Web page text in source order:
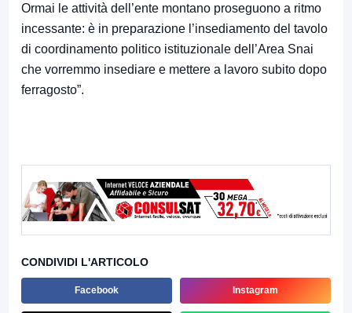
Ormai le attività dell’ente montano proseguono a ritmo
incessante: è in preparazione l’insediamento del tavolo
di coordinamento politico istituzionale dell’Area Snai
che vorremmo insediare e mettere a lavoro subito dopo
ferragosto”.
CONDIVIDI L'ARTICOLO
Facebook Instagram